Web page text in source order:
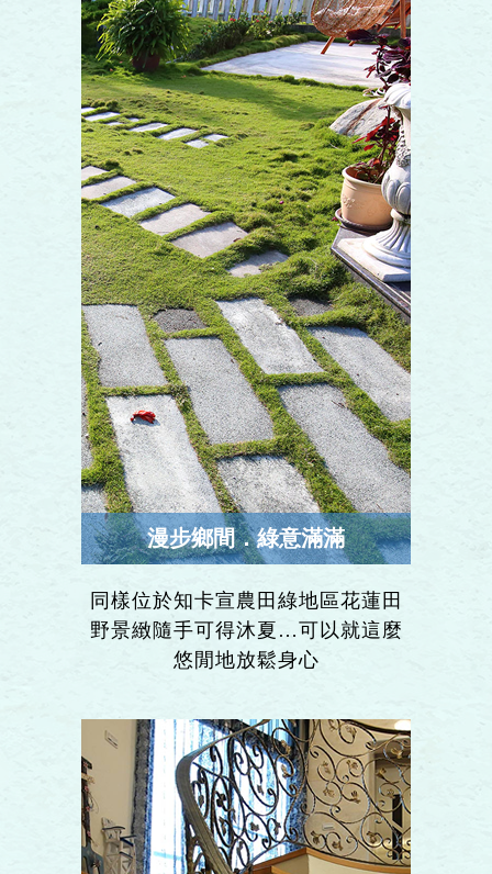
漫步鄉間．綠意滿滿
同樣位於知卡宣農田綠地區花蓮田
野景緻隨手可得沐夏…可以就這麼
悠閒地放鬆身心